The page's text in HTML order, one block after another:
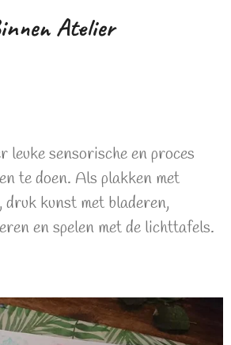
Atelier
leuke sensorische en proces
te doen. Als plakken met
kunst met bladeren,
en spelen met de lichttafels.